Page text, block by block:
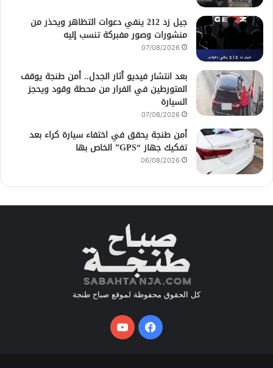
جيل زد 212 ينفي دعوات التظاهر ويحذر من
منشورات وصور مفبركة تنسب إليه
07/08/2026
بعد انتشار فيديو أثار الجدل.. أمن طنجة يوقف
المتورطين في الفرار من محطة وقود ويحجز
السيارة
07/08/2026
أمن طنجة يحقق في اختفاء سيارة كراء بعد
تفكيك جهاز “GPS” الخاص بها
06/08/2026
كل الحقوق محفوظة لموقع صباح طنجة
فيسبوكيوتيوب